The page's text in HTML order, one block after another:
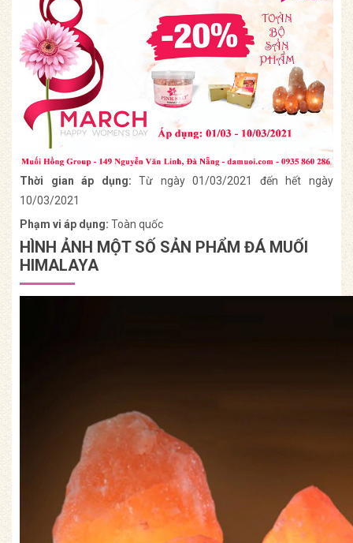
Thời gian áp dụng: Từ ngày 01/03/2021 đến hết ngày
10/03/2021
Phạm vi áp dụng: Toàn quốc
HÌNH ẢNH MỘT SỐ SẢN PHẨM ĐÁ MUỐI
HIMALAYA